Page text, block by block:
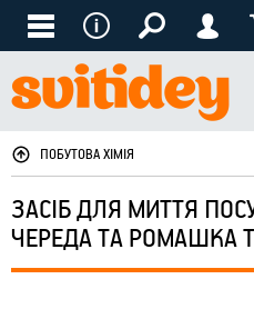
ПОБУТОВА ХІМІЯ
ЗАСІБ ДЛЯ МИТТЯ
ЧЕРЕДА ТА РОМАШКА